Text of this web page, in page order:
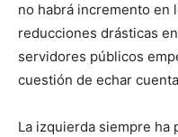
no habrá incremento en
reducciones drásticas
servidores públicos
cuestión de echar
La izquierda siempre ha